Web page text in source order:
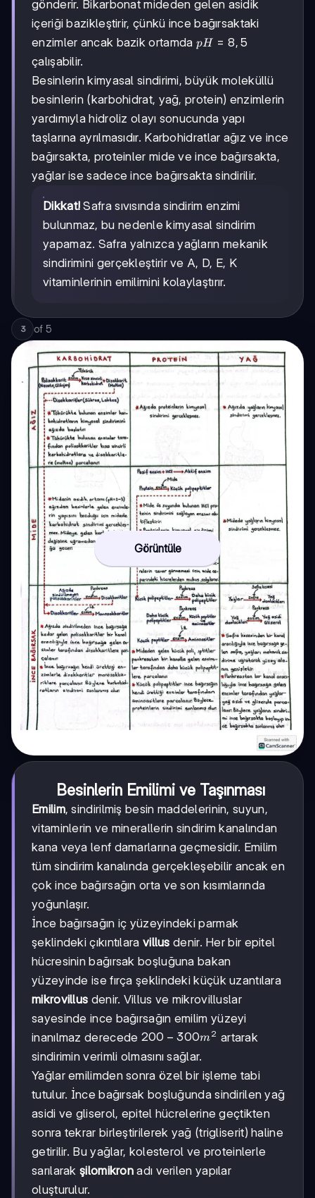
gönderir. Bikarbonat mideden gelen asidik
içeriği bazikleştirir, çünkü ince bağırsaktaki
enzimler ancak bazik ortamda pH=8,5
pH = 8, 5
çalışabilir.
Besinlerin kimyasal sindirimi, büyük moleküllü
besinlerin (karbohidrat, yağ, protein) enzimlerin
yardımıyla hidroliz olayı sonucunda yapı
taşlarına ayrılmasıdır. Karbohidratlar ağız ve ince
bağırsakta, proteinler mide ve ince bağırsakta,
yağlar ise sadece ince bağırsakta sindirilir.
Dikkat! Safra sıvısında sindirim enzimi
bulunmaz, bu nedenle kimyasal sindirim
yapamaz. Safra yalnızca yağların mekanik
sindirimini gerçekleştirir ve A, D, E, K
vitaminlerinin emilimini kolaylaştırır.
3 of 5
Görüntüle
Besinlerin Emilimi ve Taşınması
Emilim, sindirilmiş besin maddelerinin, suyun,
vitaminlerin ve minerallerin sindirim kanalından
kana veya lenf damarlarına geçmesidir. Emilim
tüm sindirim kanalında gerçekleşebilir ancak en
çok ince bağırsağın orta ve son kısımlarında
yoğunlaşır.
İnce bağırsağın iç yüzeyindeki parmak
şeklindeki çıkıntılara villus denir. Her bir epitel
hücresinin bağırsak boşluğuna bakan
yüzeyinde ise fırça şeklindeki küçük uzantılara
mikrovillus denir. Villus ve mikrovilluslar
sayesinde ince bağırsağın emilim yüzeyi
inanılmaz derecede 200-
300
m²
200 − 300m2 artarak
sindirimin verimli olmasını sağlar.
Yağlar emilimden sonra özel bir işleme tabi
tutulur. İnce bağırsak boşluğunda sindirilen yağ
asidi ve gliserol, epitel hücrelerine geçtikten
sonra tekrar birleştirilerek yağ (trigliserit) haline
getirilir. Bu yağlar, kolesterol ve proteinlerle
sarılarak şilomikron adı verilen yapılar
oluşturulur.